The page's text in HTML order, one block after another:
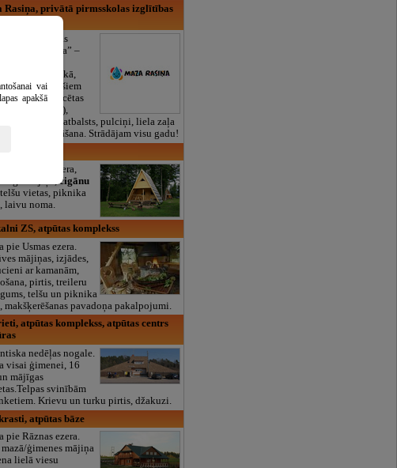
Rasiņa, privātā pirmsskolas izglītības
izglītības
“Maza Rasiņa” –
Zasulaukā,
no 10 mēnešiem
Licencētas
(LV/RU),
speciālais atbalsts, pulciņi, liela zaļa
un 3x ēdināšana. Strādājam visu gadu!
pie Usmas ezera,
mājiņa,čigānu
vietas, piknika
laivu noma.
ZS, atpūtas komplekss
pie Usmas ezera.
mājiņas, izjādes,
ar kamanām,
pirtis, treileru
telšu un piknika
makšķerēšanas pavadoņa pakalpojumi.
atpūtas komplekss, atpūtas centrs
nedēļas nogale.
visai ģimenei, 16
mājīgas
svinībām
Krievu un turku pirtis, džakuzi.
atpūtas bāze
pie Rāznas ezera.
ģimenes mājiņa
lielā viesu
vai
apakšā